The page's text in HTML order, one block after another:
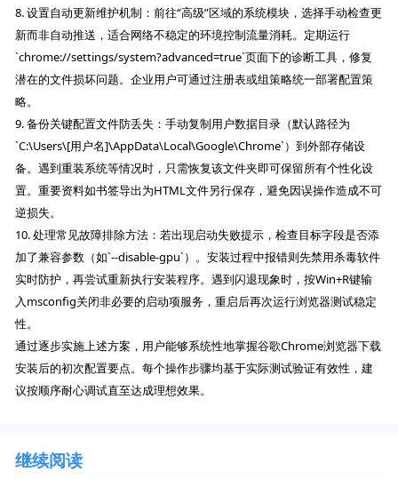
8. 设置自动更新维护机制：前往“高级”区域的系统模块，选择手动检查更
新而非自动推送，适合网络不稳定的环境控制流量消耗。定期运行
`chrome://settings/system?advanced=true`页面下的诊断工具，修复
潜在的文件损坏问题。企业用户可通过注册表或组策略统一部署配置策
略。
9. 备份关键配置文件防丢失：手动复制用户数据目录（默认路径为
`C:\Users\[用户名]\AppData\Local\Google\Chrome`）到外部存储设
备。遇到重装系统等情况时，只需恢复该文件夹即可保留所有个性化设
置。重要资料如书签导出为HTML文件另行保存，避免因误操作造成不可
逆损失。
10. 处理常见故障排除方法：若出现启动失败提示，检查目标字段是否添
加了兼容参数（如`--disable-gpu`）。安装过程中报错则先禁用杀毒软件
实时防护，再尝试重新执行安装程序。遇到闪退现象时，按Win+R键输
入msconfig关闭非必要的启动项服务，重启后再次运行浏览器测试稳定
性。
通过逐步实施上述方案，用户能够系统性地掌握谷歌Chrome浏览器下载
安装后的初次配置要点。每个操作步骤均基于实际测试验证有效性，建
议按顺序耐心调试直至达成理想效果。
继续阅读